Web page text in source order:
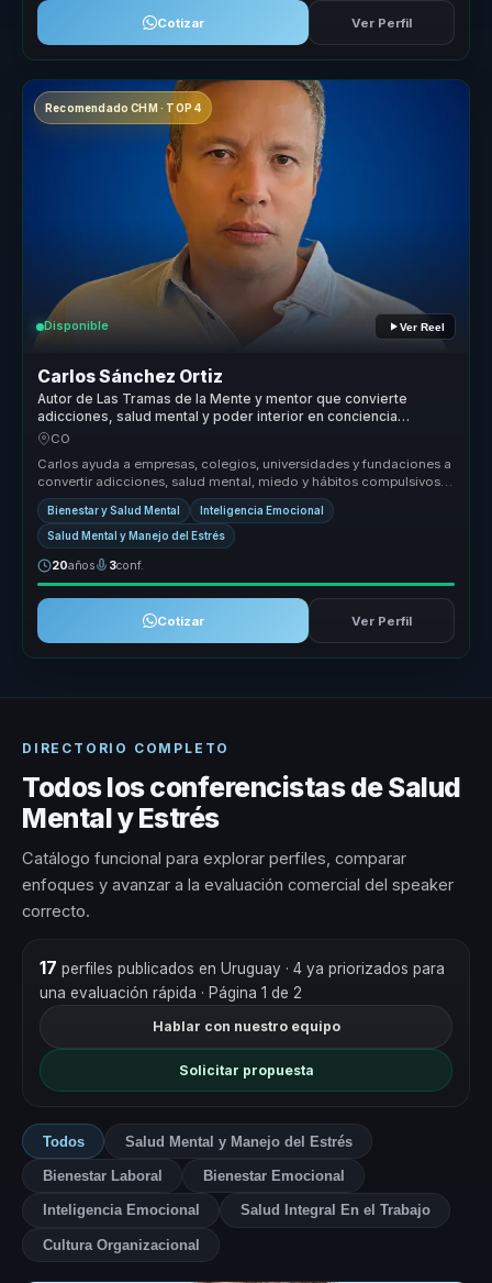
Cotizar Ver Perfil
Recomendado CHM · TOP 4
Disponible Ver Reel
Carlos Sánchez Ortiz
Autor de Las Tramas de la Mente y mentor que convierte
adicciones, salud mental y poder interior en conciencia
aplicable.
CO
Carlos ayuda a empresas, colegios, universidades y fundaciones a
convertir adicciones, salud mental, miedo y hábitos compulsivos
en conci...
Bienestar y Salud Mental Inteligencia Emocional
Salud Mental y Manejo del Estrés
20años 3conf.
Cotizar Ver Perfil
DIRECTORIO COMPLETO
Todos los conferencistas de Salud
Mental y Estrés
Catálogo funcional para explorar perfiles, comparar
enfoques y avanzar a la evaluación comercial del speaker
correcto.
17 perfiles publicados en Uruguay · 4 ya priorizados para
una evaluación rápida · Página 1 de 2
Hablar con nuestro equipo
Solicitar propuesta
Todos Salud Mental y Manejo del Estrés
Bienestar Laboral Bienestar Emocional
Inteligencia Emocional Salud Integral En el Trabajo
Cultura Organizacional